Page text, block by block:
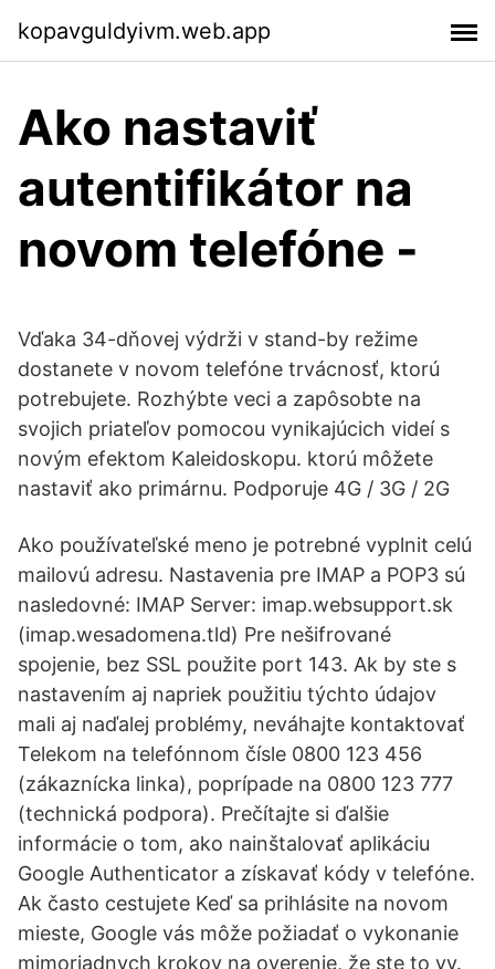
kopavguldyivm.web.app
Ako nastaviť
autentifikátor na
novom telefóne -
Vďaka 34-dňovej výdrži v stand-by režime
dostanete v novom telefóne trvácnosť, ktorú
potrebujete. Rozhýbte veci a zapôsobte na
svojich priateľov pomocou vynikajúcich videí s
novým efektom Kaleidoskopu. ktorú môžete
nastaviť ako primárnu. Podporuje 4G / 3G / 2G
Ako používateľské meno je potrebné vyplnit celú
mailovú adresu. Nastavenia pre IMAP a POP3 sú
nasledovné: IMAP Server: imap.websupport.sk
(imap.wesadomena.tld) Pre nešifrované
spojenie, bez SSL použite port 143. Ak by ste s
nastavením aj napriek použitiu týchto údajov
mali aj naďalej problémy, neváhajte kontaktovať
Telekom na telefónnom čísle 0800 123 456
(zákaznícka linka), poprípade na 0800 123 777
(technická podpora). Prečítajte si ďalšie
informácie o tom, ako nainštalovať aplikáciu
Google Authenticator a získavať kódy v telefóne.
Ak často cestujete Keď sa prihlásite na novom
mieste, Google vás môže požiadať o vykonanie
mimoriadnych krokov na overenie, že ste to vy.